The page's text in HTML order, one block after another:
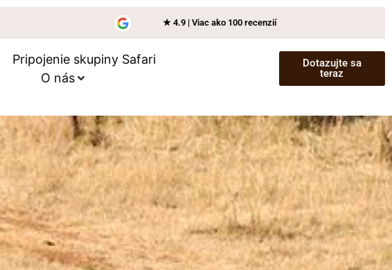
★ 4.9 | Viac ako 100 recenzií
Pripojenie skupiny Safari
O nás
Dotazujte sa
teraz